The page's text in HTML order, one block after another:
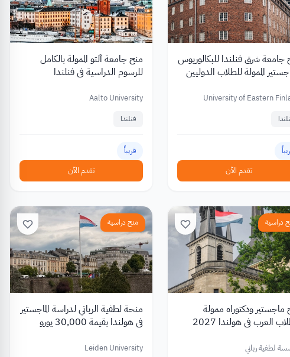
جامعة شرق فنلندا للبكالوريوس
الممولة للطلاب الدوليين
University of Eastern
تقدم الآن
منح جامعة آلتو الممولة بالكامل
للرسوم الدراسية في فنلندا
Aalto University
فنلندا
قريباً
تقدم الآن
دراسية
ماجستير ودكتوراه ممولة
للطلاب العرب في هولندا 2027
لطفية رباني
منح دراسية
منحة لطفية الرباني لدراسة الماجستير
في هولندا بقيمة 30,000 يورو
Leiden University